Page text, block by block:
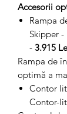
Accesorii
Rampa
Skipper
- 3.915
Rampa de
optimă a
Contor
Contor-